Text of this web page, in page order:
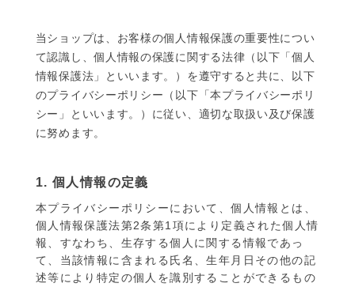
当ショップは、お客様の個人情報保護の重要性につい
て認識し、個人情報の保護に関する法律（以下「個人
情報保護法」といいます。）を遵守すると共に、以下
のプライバシーポリシー（以下「本プライバシーポリ
シー」といいます。）に従い、適切な取扱い及び保護
に努めます。
1. 個人情報の定義
本プライバシーポリシーにおいて、個人情報とは、
個人情報保護法第2条第1項により定義された個人情
報、すなわち、生存する個人に関する情報であっ
て、当該情報に含まれる氏名、生年月日その他の記
述等により特定の個人を識別することができるもの